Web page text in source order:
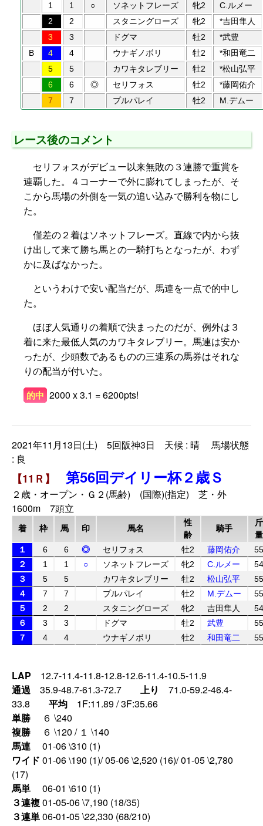
1 1 ○ ソネットフレーズ 牝2
C.ルメー
2
2 スタニングローズ 牝2
*吉田隼人
3
3 ドグマ 牡2
*武豊
B
4 4 ウナギノボリ 牡2
*和田竜二
5
5 カワキタレブリー 牡2
*松山弘平
6
6 ◎ セリフォス 牡2
*藤岡佑介
7
7 プルパレイ 牡2 M.デムー
レース後のコメント
セリフォスがデビュー以来無敗の３連勝で重賞を
連覇した。４コーナーで外に膨れてしまったが、そ
こから馬場の外側を一気の追い込みで勝利を物にし
た。
僅差の２着はソネットフレーズ。直線で内から抜
け出して来て勝ち馬との一騎打ちとなったが、わず
かに及ばなかった。
というわけで安い配当だが、馬連を一点で的中し
た。
ほぼ人気通りの着順で決まったのだが、例外は３
着に来た最低人気のカワキタレブリー。馬連は安か
ったが、少頭数であるものの三連系の馬券はそれな
りの配当が付いた。
的中 2000 x 3.1 = 6200pts!
2021年11月13日(土) 5回阪神3日 天候 : 晴 馬場状態
: 良
【11Ｒ】 第56回デイリー杯２歳Ｓ
２歳・オープン・Ｇ２(馬齢) (国際)(指定) 芝・外
1600m 7頭立
着 枠 馬 印 馬名
性
齢
騎手
斤
量
１
6 6 ◎ セリフォス 牡2 藤岡佑介
55
２
1 1 ○ ソネットフレーズ 牝2 C.ルメー
54
３
5 5 カワキタレブリー 牡2 松山弘平
55
４
7 7 プルパレイ 牡2 M.デムー
55
５
2 2 スタニングローズ 牝2 吉田隼人
54
６
3 3 ドグマ 牡2 武豊
55
７
4 4 ウナギノボリ 牡2 和田竜二 55
LAP 12.7-11.4-11.8-12.8-12.6-11.4-10.5-11.9
通過 35.9-48.7-61.3-72.7 上り 71.0-59.2-46.4-
33.8 平均 1F:11.89 / 3F:35.66
単勝
６ \240
複勝
６ \120 / １ \140
馬連
01-06 \310 (1)
ワイド 01-06 \190 (1)/ 05-06 \2,520 (16)/ 01-05 \2,780
(17)
馬単
06-01 \610 (1)
３連複01-05-06 \7,190 (18/35)
３連単06-01-05 \22,330 (68/210)